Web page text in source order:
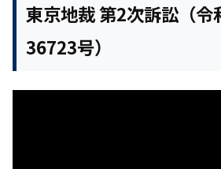
東京地裁 第2次訴訟（令
36723号）